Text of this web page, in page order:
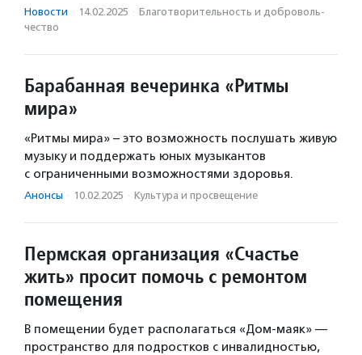
Новости · 14.02.2025 · Благотвори­тель­ность и доброволь­
чест­во
Барабанная вечеринка «Ритмы
мира»
«Ритмы мира» – это возможность послушать живую
музыку и поддержать юных музыкантов
с ограниченными возможностями здоровья.
Анонсы · 10.02.2025 · Культура и просвещение
Пермская организация «Счастье
жить» просит помочь с ремонтом
помещения
В помещении будет располагаться «Дом-маяк» —
пространство для подростков с инвалидностью,